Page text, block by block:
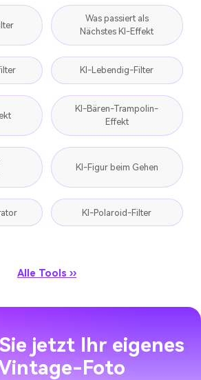
Was passiert als
Nächstes KI-Effekt
KI-Lebendig-Filter
KI-Bären-Trampolin-
Effekt
KI-Figur beim Gehen
KI-Polaroid-Filter
Alle Tools ››
jetzt Ihr eigenes
Foto